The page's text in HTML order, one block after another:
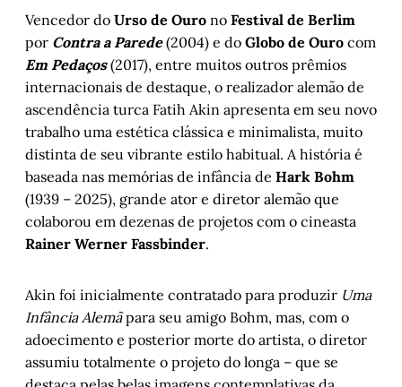
Vencedor do Urso de Ouro no Festival de Berlim
por Contra a Parede(2004) e do Globo de Ouro com
Em Pedaços(2017), entre muitos outros prêmios
internacionais de destaque, o realizador alemão de
ascendência turca Fatih Akin apresenta em seu novo
trabalho uma estética clássica e minimalista, muito
distinta de seu vibrante estilo habitual. A história é
baseada nas memórias de infância de Hark Bohm
(1939 – 2025), grande ator e diretor alemão que
colaborou em dezenas de projetos com o cineasta
Rainer Werner Fassbinder.
Akin foi inicialmente contratado para produzir Uma
Infância Alemãpara seu amigo Bohm, mas, com o
adoecimento e posterior morte do artista, o diretor
assumiu totalmente o projeto do longa – que se